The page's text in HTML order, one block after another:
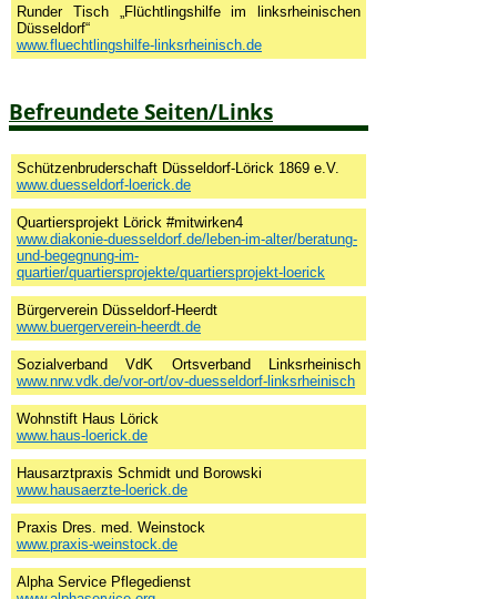
Runder Tisch „Flüchtlingshilfe im linksrheinischen
Düsseldorf“
www.fluechtlingshilfe-linksrheinisch.de
Befreundete Seiten/Links
Schützenbruderschaft Düsseldorf-Lörick 1869 e.V.
www.duesseldorf-loerick.de
Quartiersprojekt Lörick #mitwirken4
www.diakonie-duesseldorf.de/leben-im-alter/beratung-
und-begegnung-im-
quartier/quartiersprojekte/quartiersprojekt-loerick
Bürgerverein Düsseldorf-Heerdt
www.buergerverein-heerdt.de
Sozialverband VdK Ortsverband Linksrheinisch
www.nrw.vdk.de/vor-ort/ov-duesseldorf-linksrheinisch
Wohnstift Haus Lörick
www.haus-loerick.de
Hausarztpraxis Schmidt und Borowski
www.hausaerzte-loerick.de
Praxis Dres. med. Weinstock
www.praxis-weinstock.de
Alpha Service Pflegedienst